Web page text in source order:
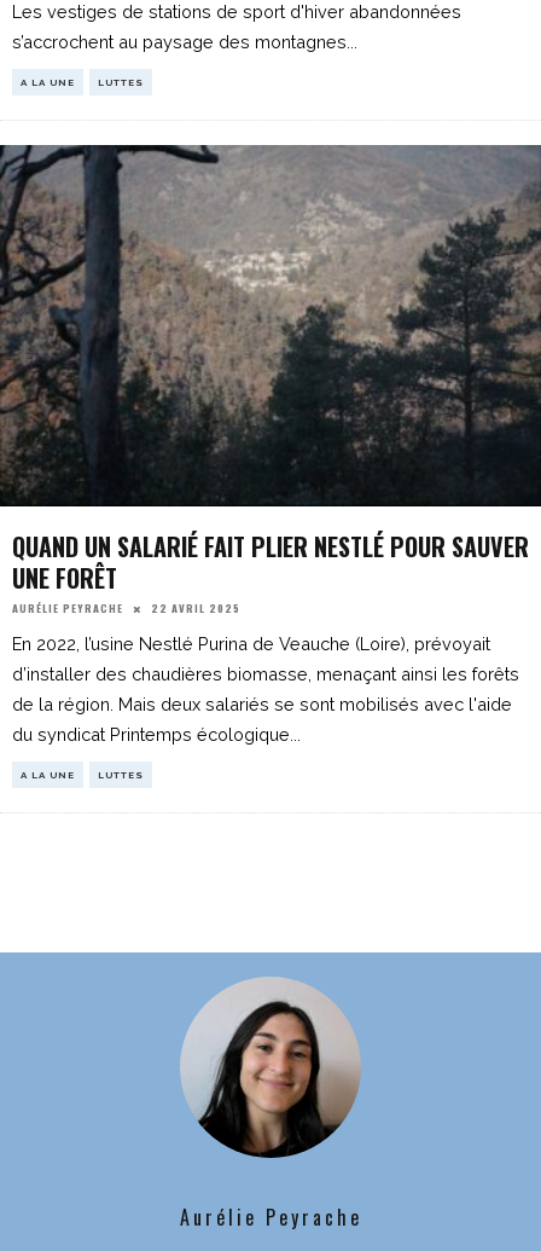
Les vestiges de stations de sport d'hiver abandonnées
s’accrochent au paysage des montagnes
A LA UNE LUTTES
QUAND UN SALARIÉ FAIT PLIER NESTLÉ POUR SAUVER
UNE FORÊT
AURÉLIE PEYRACHE 22 AVRIL 2025
En 2022, l’usine Nestlé Purina de Veauche (Loire), prévoyait
d’installer des chaudières biomasse, menaçant ainsi les forêts
de la région. Mais deux salariés se sont mobilisés avec l'aide
du syndicat Printemps écologique
A LA UNE LUTTES
Aurélie Peyrache